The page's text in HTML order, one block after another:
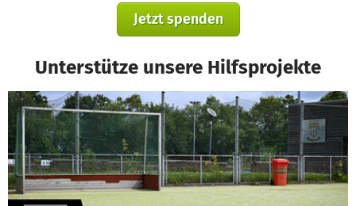
Jetzt spenden
Unterstütze unsere Hilfsprojekte